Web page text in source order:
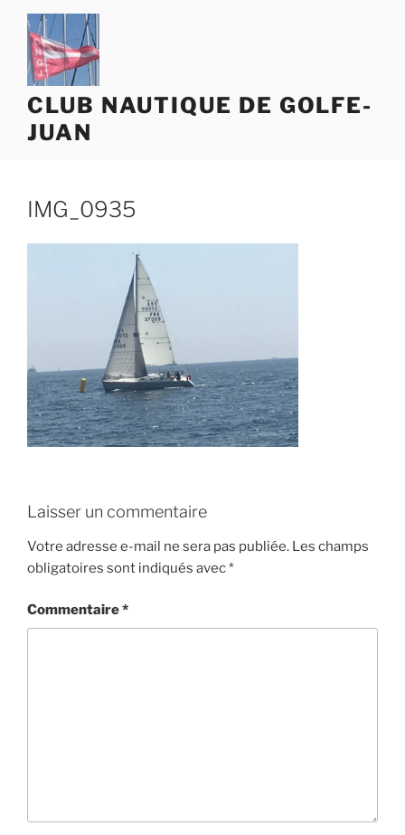
Aller
contenu
principal
CLUB NAUTIQUE DE GOLFE-
JUAN
IMG_0935
Laisser un commentaire
Votre adresse e-mail ne sera pas publiée. Les champs
obligatoires sont indiqués avec*
Commentaire*